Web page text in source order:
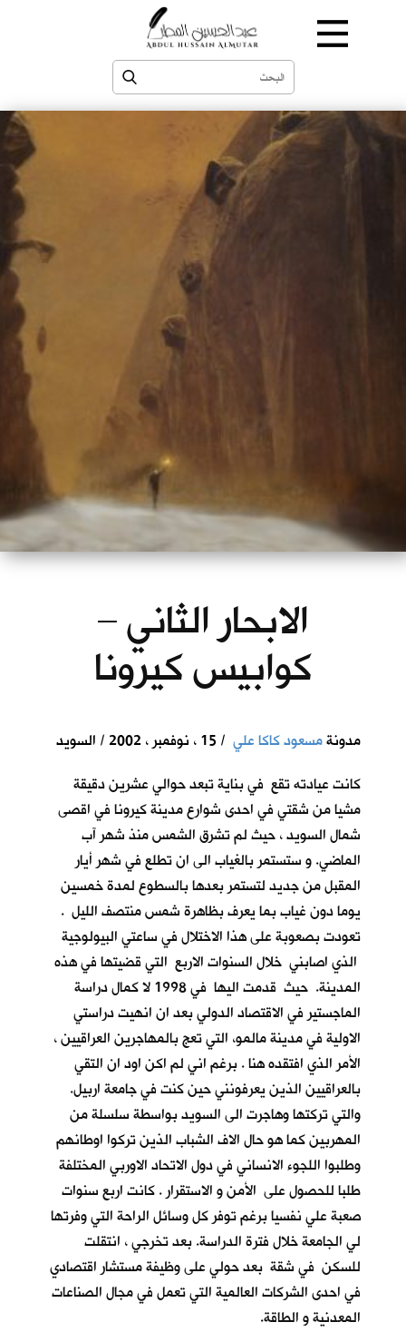
الابحار الثاني –
كوابيس كيرونا
مدونةمسعود كاكا علي / 15 ، نوفمبر ، 2002 / السويد
كانت عيادته تقع في بناية تبعد حوالي عشرين دقيقة
مشيا من شقتي في احدى شوارع مدينة كيرونا في اقصى
شمال السويد ، حيث لم تشرق الشمس منذ شهر آب
الماضي. و ستستمر بالغياب الى ان تطلع في شهر أيار
المقبل من جديد لتستمر بعدها بالسطوع لمدة خمسين
يوما دون غياب بما يعرف بظاهرة شمس منتصف الليل .
تعودت بصعوبة على هذا الاختلال في ساعتي البيولوجية
الذي اصابني خلال السنوات الاربع التي قضيتها في هذه
المدينة. حيث قدمت اليها في 1998 لا كمال دراسة
الماجستير في الاقتصاد الدولي بعد ان انهيت دراستي
الاولية في مدينة مالمو، التي تعج بالمهاجرين العراقيين ،
الأمر الذي افتقده هنا . برغم اني لم اكن اود ان التقي
بالعراقيين الذين يعرفونني حين كنت في جامعة اربيل.
والتي تركتها وهاجرت الى السويد بواسطة سلسلة من
المهربين كما هو حال الاف الشباب الذين تركوا اوطانهم
وطلبوا اللجوء الانساني في دول الاتحاد الاوربي المختلفة
طلبا للحصول على الأمن و الاستقرار . كانت اربع سنوات
صعبة علي نفسيا برغم توفر كل وسائل الراحة التي وفرتها
لي الجامعة خلال فترة الدراسة. بعد تخرجي ، انتقلت
للسكن في شقة بعد حولي على وظيفة مستشار اقتصادي
في احدى الشركات العالمية التي تعمل في مجال الصناعات
المعدنية و الطاقة.